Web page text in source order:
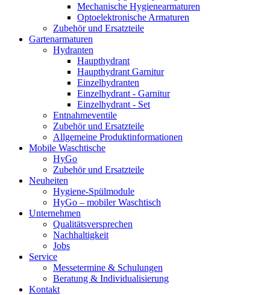
Mechanische Hygienearmaturen
Optoelektronische Armaturen
Zubehör und Ersatzteile
Gartenarmaturen
Hydranten
Haupthydrant
Haupthydrant Garnitur
Einzelhydranten
Einzelhydrant - Garnitur
Einzelhydrant - Set
Entnahmeventile
Zubehör und Ersatzteile
Allgemeine Produktinformationen
Mobile Waschtische
HyGo
Zubehör und Ersatzteile
Neuheiten
Hygiene-Spülmodule
HyGo – mobiler Waschtisch
Unternehmen
Qualitätsversprechen
Nachhaltigkeit
Jobs
Service
Messetermine & Schulungen
Beratung & Individualisierung
Kontakt